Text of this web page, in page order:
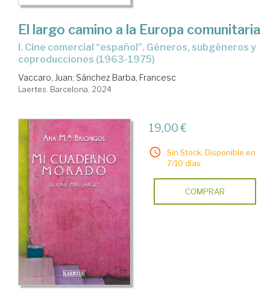
El largo camino a la Europa comunitaria
I. Cine comercial “español”. Géneros, subgéneros y
coproducciones (1963-1975)
Vaccaro, Juan; Sánchez Barba, Francesc
Laertes. Barcelona, 2024
19,00 €
Sin Stock. Disponible en
7/10 días.
COMPRAR